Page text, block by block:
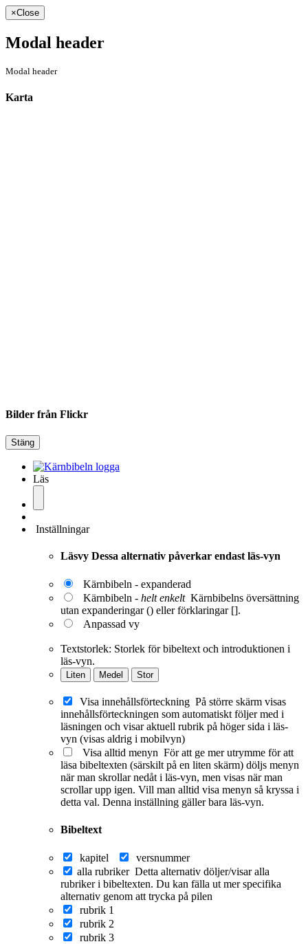
×Close
Modal header
Modal header
Karta
Bilder från Flickr
Stäng
Läs
Inställningar
Läsvy Dessa alternativ påverkar endast läs-vyn
Kärnbibeln - expanderad
Kärnbibeln - helt enkelt Kärnbibelns översättning
utan expanderingar () eller förklaringar [].
Anpassad vy
Textstorlek: Storlek för bibeltext och introduktionen i
läs-vyn.
Liten Medel Stor
Visa innehållsförteckning På större skärm visas
innehållsförteckningen som automatiskt följer med i
läsningen och visar aktuell rubrik på höger sida i läs-
vyn (visas aldrig i mobilvyn)
Visa alltid menyn För att ge mer utrymme för att
läsa bibeltexten (särskilt på en liten skärm) döljs menyn
när man skrollar nedåt i läs-vyn, men visas när man
scrollar upp igen. Vill man alltid visa menyn så kryssa i
detta val. Denna inställning gäller bara läs-vyn.
Bibeltext
kapitel
versnummer
alla rubriker Detta alternativ döljer/visar alla
rubriker i bibeltexten. Du kan fälla ut mer specifika
alternativ genom att trycka på pilen
rubrik 1
rubrik 2
rubrik 3